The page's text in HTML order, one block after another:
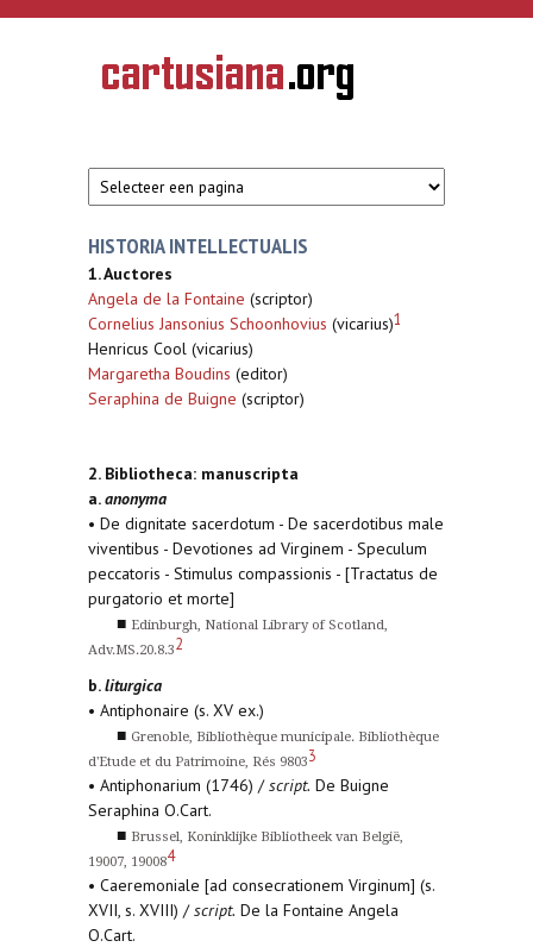
Overslaan en naar de inhoud gaan
CARTUSIANA
Geschiedenis
van de
HISTORIA INTELLECTUALIS
1. Auctores
Angela de la Fontaine (scriptor)
Cornelius Jansonius Schoonhovius (vicarius)1
Henricus Cool (vicarius)
Margaretha Boudins (editor)
Seraphina de Buigne (scriptor)
2. Bibliotheca: manuscripta
a.anonyma
• De dignitate sacerdotum - De sacerdotibus male
viventibus - Devotiones ad Virginem - Speculum
peccatoris - Stimulus compassionis - [Tractatus de
purgatorio et morte]
■ Edinburgh, National Library of Scotland,
Adv.MS.20.8.32
b.liturgica
• Antiphonaire (s. XV ex.)
■ Grenoble, Bibliothèque municipale. Bibliothèque
d'Etude et du Patrimoine, Rés 98033
• Antiphonarium (1746) /script. De Buigne
Seraphina O.Cart.
■ Brussel, Koninklijke Bibliotheek van België,
19007, 190084
• Caeremoniale [ad consecrationem Virginum] (s.
XVII, s. XVIII) /script. De la Fontaine Angela
O.Cart.